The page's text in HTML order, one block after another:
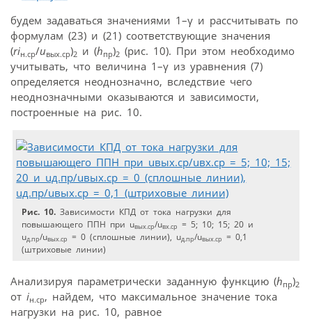
будем задаваться значениями 1–γ и рассчитывать по
формулам (23) и (21) соответствующие значения
(riн.ср/uвых.ср)2 и (hпр)2 (рис. 10). При этом необходимо
учитывать, что величина 1–γ из уравнения (7)
определяется неоднозначно, вследствие чего
неоднозначными оказываются и зависимости,
построенные на рис. 10.
Рис. 10. Зависимости КПД от тока нагрузки для
повышающего ППН при uвых.ср/uвх.ср = 5; 10; 15; 20 и
uд.пр/uвых.ср = 0 (сплошные линии), uд.пр/uвых.ср = 0,1
(штриховые линии)
Анализируя параметрически заданную функцию (hпр)2
от iн.ср, найдем, что максимальное значение тока
нагрузки на рис. 10, равное